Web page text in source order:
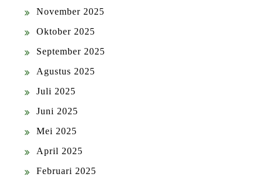
November 2025
Oktober 2025
September 2025
Agustus 2025
Juli 2025
Juni 2025
Mei 2025
April 2025
Februari 2025